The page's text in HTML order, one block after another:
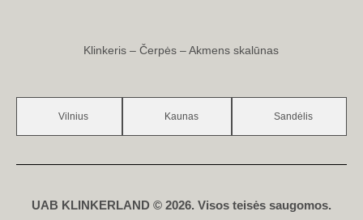
Klinkeris – Čerpės – Akmens skalūnas
Vilnius Kaunas Sandėlis
UAB KLINKERLAND © 2026. Visos teisės saugomos.